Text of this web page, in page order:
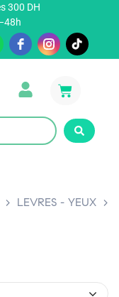
300 DH
> LEVRES - YEUX >